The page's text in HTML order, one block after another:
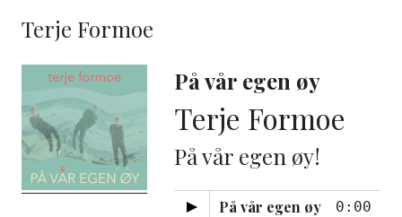
Terje Formoe
På vår egen øy
Terje Formoe
På vår egen øy!
På vår egen øy 0:00